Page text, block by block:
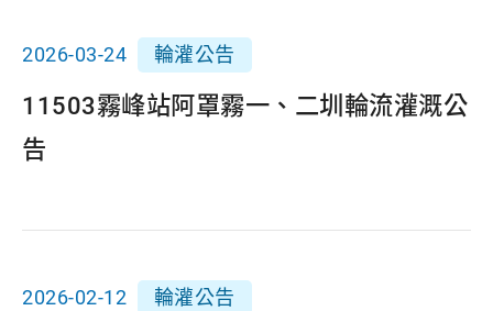
2026-03-24 輪灌公告
11503霧峰站阿罩霧一、二圳輪流灌溉公
告
2026-02-12 輪灌公告